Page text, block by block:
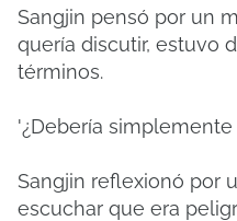
Sangjin pensó por un
quería discutir, estuvo
términos.
'¿Debería simplemente
Sangjin reflexionó por
escuchar que era